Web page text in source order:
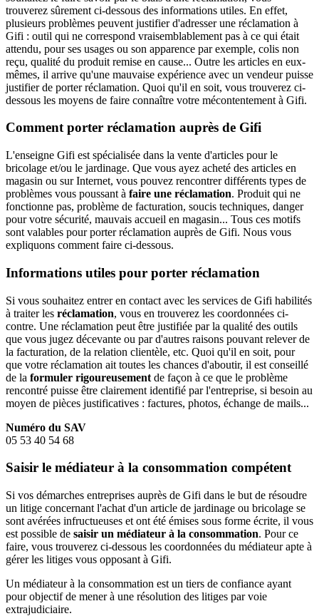
trouverez sûrement ci-dessous des informations utiles. En effet,
plusieurs problèmes peuvent justifier d'adresser une réclamation à
Gifi : outil qui ne correspond vraisemblablement pas à ce qui était
attendu, pour ses usages ou son apparence par exemple, colis non
reçu, qualité du produit remise en cause... Outre les articles en eux-
mêmes, il arrive qu'une mauvaise expérience avec un vendeur puisse
justifier de porter réclamation. Quoi qu'il en soit, vous trouverez ci-
dessous les moyens de faire connaître votre mécontentement à Gifi.
Comment porter réclamation auprès de Gifi
L'enseigne Gifi est spécialisée dans la vente d'articles pour le
bricolage et/ou le jardinage. Que vous ayez acheté des articles en
magasin ou sur Internet, vous pouvez rencontrer différents types de
problèmes vous poussant à faire une réclamation. Produit qui ne
fonctionne pas, problème de facturation, soucis techniques, danger
pour votre sécurité, mauvais accueil en magasin... Tous ces motifs
sont valables pour porter réclamation auprès de Gifi. Nous vous
expliquons comment faire ci-dessous.
Informations utiles pour porter réclamation
Si vous souhaitez entrer en contact avec les services de Gifi habilités
à traiter les réclamation, vous en trouverez les coordonnées ci-
contre. Une réclamation peut être justifiée par la qualité des outils
que vous jugez décevante ou par d'autres raisons pouvant relever de
la facturation, de la relation clientèle, etc. Quoi qu'il en soit, pour
que votre réclamation ait toutes les chances d'aboutir, il est conseillé
de la formuler rigoureusement de façon à ce que le problème
rencontré puisse être clairement identifié par l'entreprise, si besoin au
moyen de pièces justificatives : factures, photos, échange de mails...
Numéro du SAV
05 53 40 54 68
Saisir le médiateur à la consommation compétent
Si vos démarches entreprises auprès de Gifi dans le but de résoudre
un litige concernant l'achat d'un article de jardinage ou bricolage se
sont avérées infructueuses et ont été émises sous forme écrite, il vous
est possible de saisir un médiateur à la consommation. Pour ce
faire, vous trouverez ci-dessous les coordonnées du médiateur apte à
gérer les litiges vous opposant à Gifi.
Un médiateur à la consommation est un tiers de confiance ayant
pour objectif de mener à une résolution des litiges par voie
extrajudiciaire.